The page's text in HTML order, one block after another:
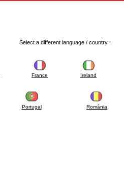
Select a different language / country :
France Ireland
Portugal România